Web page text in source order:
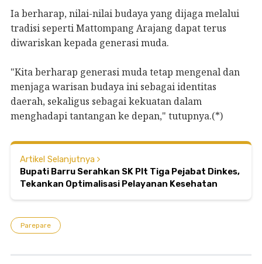
Ia berharap, nilai-nilai budaya yang dijaga melalui
tradisi seperti Mattompang Arajang dapat terus
diwariskan kepada generasi muda.
"Kita berharap generasi muda tetap mengenal dan
menjaga warisan budaya ini sebagai identitas
daerah, sekaligus sebagai kekuatan dalam
menghadapi tantangan ke depan," tutupnya.(*)
Artikel Selanjutnya
Bupati Barru Serahkan SK Plt Tiga Pejabat Dinkes,
Tekankan Optimalisasi Pelayanan Kesehatan
Parepare